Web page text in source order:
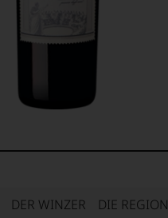
DER WINZER DIE REGION